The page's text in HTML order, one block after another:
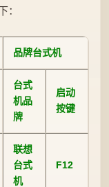
：
品牌台式机
台式
机品
牌
启动
按键
联想
台式
机
F12